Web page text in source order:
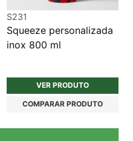
S231
Squeeze personalizada
inox 800 ml
VER PRODUTO
COMPARAR PRODUTO